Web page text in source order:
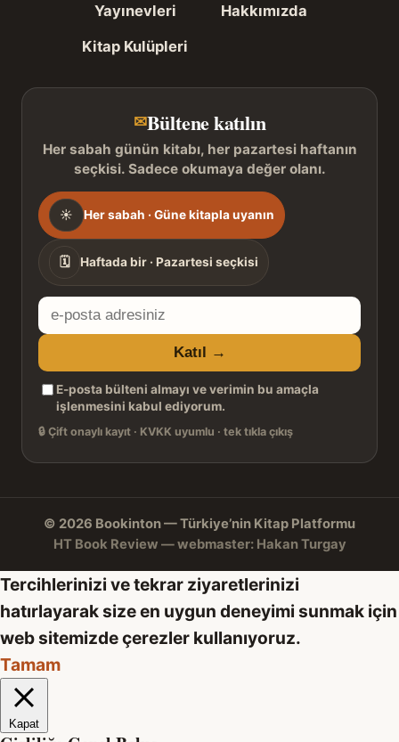
Yayınevleri
Kitap Kulüpleri
Hakkımızda
✉Bültene katılın
Her sabah günün kitabı, her pazartesi haftanın
seçkisi. Sadece okumaya değer olanı.
Gönderim
sıklığı
☀ Her sabah · Güne kitapla uyanın
🗓 Haftada bir · Pazartesi seçkisi
E-
posta
adresiniz
Katıl →
E-posta bülteni almayı ve verimin bu amaçla
işlenmesini kabul ediyorum.
🔒 Çift onaylı kayıt · KVKK uyumlu · tek tıkla çıkış
© 2026 Bookinton — Türkiye’nin Kitap Platformu
HT Book Review — webmaster: Hakan Turgay
Tercihlerinizi ve tekrar ziyaretlerinizi
hatırlayarak size en uygun deneyimi sunmak için
web sitemizde çerezler kullanıyoruz.
Tamam
Kapat